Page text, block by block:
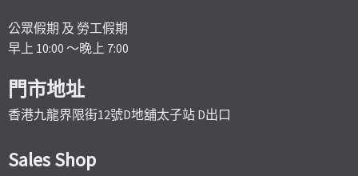
公眾假期 及 勞工假期
早上 10:00 ～晚上 7:00
門市地址
香港九龍界限街12號D地舖太子站 D出口
Sales Shop